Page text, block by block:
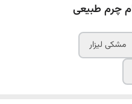
چرم طبیعی
مشکی لیزار